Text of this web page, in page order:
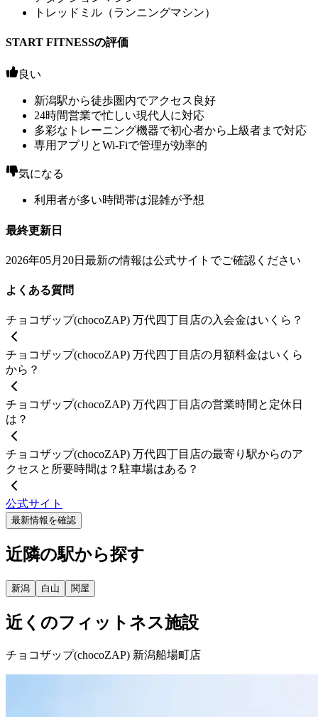
トレッドミル（ランニングマシン）
START FITNESSの評価
良い
新潟駅から徒歩圏内でアクセス良好
24時間営業で忙しい現代人に対応
多彩なトレーニング機器で初心者から上級者まで対応
専用アプリとWi-Fiで管理が効率的
気になる
利用者が多い時間帯は混雑が予想
最終更新日
2026年05月20日 最新の情報は公式サイトでご確認ください
よくある質問
チョコザップ(chocoZAP) 万代四丁目店の入会金はいくら？
チョコザップ(chocoZAP) 万代四丁目店の月額料金はいくら
から？
チョコザップ(chocoZAP) 万代四丁目店の営業時間と定休日
は？
チョコザップ(chocoZAP) 万代四丁目店の最寄り駅からのア
クセスと所要時間は？駐車場はある？
公式サイト
最新情報を確認
近隣の駅から探す
新潟 白山 関屋
近くのフィットネス施設
チョコザップ(chocoZAP) 新潟船場町店